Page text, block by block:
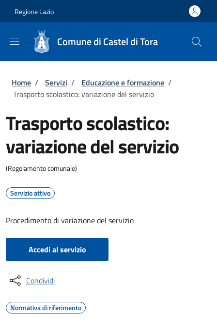
Regione Lazio
Comune di Castel di Tora
Briciole di pane
Home / Servizi / Educazione e formazione /
Trasporto scolastico: variazione del servizio
Trasporto scolastico:
variazione del servizio
(Regolamento comunale)
Servizio attivo
Procedimento di variazione del servizio
Accedi al servizio
Condividi
Normativa di riferimento